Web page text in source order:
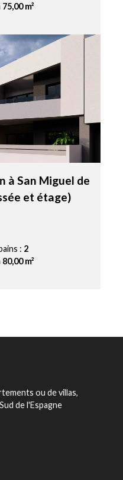
m²
à San Miguel de
et étage)
: 2
m²
ou de villas,
de l'Espagne